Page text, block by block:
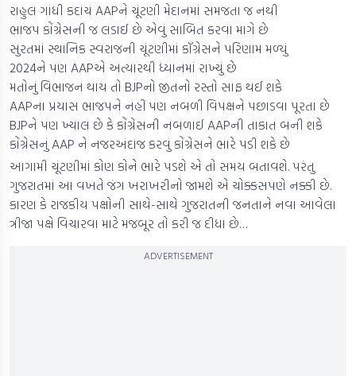
રાહુલ ગાંધી કદાચ AAPને ચૂંટણી મેદાનમાં સમજતા જ નથી
ભાજપ કોંગ્રેસની જ લડાઈ છે એવું સાબિત કરવા માગે છે
સુરતમાં સ્થાનિક સ્વરાજની ચૂંટણીમાં કૉંગ્રેસને પરિણામ મળ્યું
2024ને પણ AAPએ અત્યારથી ધ્યાનમાં રાખ્યું છે
મતોનું વિભાજન થાય તો BJPનો જીતનો રસ્તો સાફ થઈ શકે
AAPના પ્રયાસ ભાજપને નહીં પણ નબળી વિપક્ષને પછાડવા પૂરતા છે
BJPને પણ ખ્યાલ છે કે કોંગ્રેસની નબળાઈ AAPની તાકાત બની શકે
કોંગ્રેસનું AAP ને નજરઅંદાજ કરવું કોંગ્રેસને ભારે પડી શકે છે
આગામી ચૂંટણીમાં કોણ કોને ભારે પડશે એ તો સમય બતાવશે. પરંતુ
ગુજરાતમાં આ વખતે જંગ ખરાખરીનો જામશે એ ચોક્કસપણે નક્કી છે.
કારણ કે રાજકીય પક્ષોની સાથે-સાથે ગુજરાતની જનતાને નવા આવેલા
ત્રીજા પક્ષે વિચારવા માટે મજબૂર તો કરી જ દીધા છે…
ADVERTISEMENT